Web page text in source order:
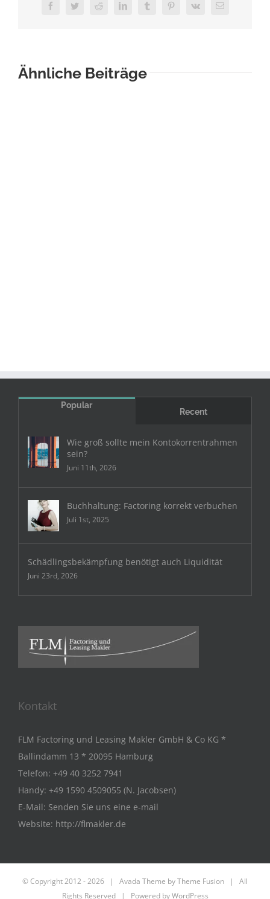
FacebookTwitterReddit LinkedInTumblrPinterest
Vk
E-
Ähnliche Beiträge
Popular
Recent
Wie groß sollte mein Kontokorrentrahmen
sein?
Juni 11th, 2026
Buchhaltung: Factoring korrekt verbuchen
Juli 1st, 2025
Schädlingsbekämpfung benötigt auch Liquidität
Juni 23rd, 2026
Kontakt
FLM Factoring und Leasing Makler GmbH & Co KG *
Ballindamm 13 * 20095 Hamburg
Telefon: +49 40 3252 7941
Handy: +49 1590 4509055 (N. Jacobsen)
E-Mail: Senden Sie uns eine e-mail
Website: http://flmakler.de
© Copyright 2012 -2026 | Avada Theme byTheme Fusion | All
Rights Reserved | Powered byWordPress